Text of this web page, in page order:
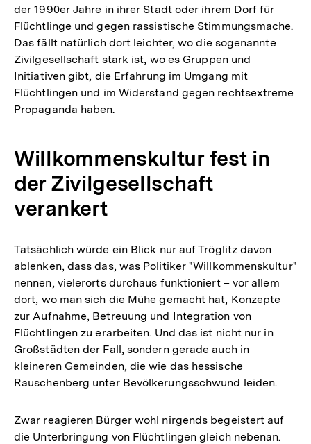
der 1990er Jahre in ihrer Stadt oder ihrem Dorf für
Flüchtlinge und gegen rassistische Stimmungsmache.
Das fällt natürlich dort leichter, wo die sogenannte
Zivilgesellschaft stark ist, wo es Gruppen und
Initiativen gibt, die Erfahrung im Umgang mit
Flüchtlingen und im Widerstand gegen rechtsextreme
Propaganda haben.
Willkommenskultur fest in
der Zivilgesellschaft
verankert
Tatsächlich würde ein Blick nur auf Tröglitz davon
ablenken, dass das, was Politiker "Willkommenskultur"
nennen, vielerorts durchaus funktioniert – vor allem
dort, wo man sich die Mühe gemacht hat, Konzepte
zur Aufnahme, Betreuung und Integration von
Flüchtlingen zu erarbeiten. Und das ist nicht nur in
Großstädten der Fall, sondern gerade auch in
kleineren Gemeinden, die wie das hessische
Rauschenberg unter Bevölkerungsschwund leiden.
Zwar reagieren Bürger wohl nirgends begeistert auf
die Unterbringung von Flüchtlingen gleich nebenan.